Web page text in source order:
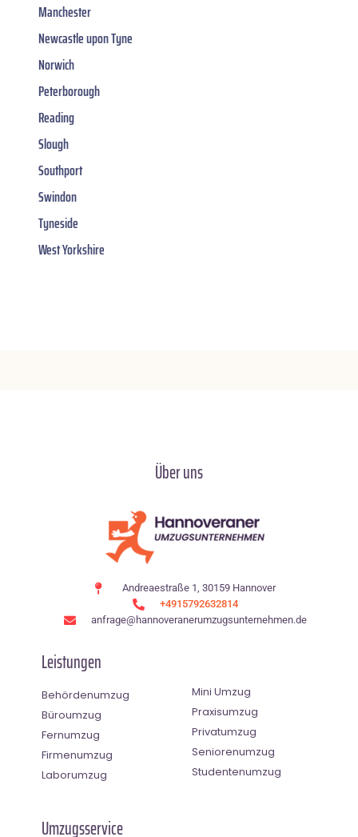
Manchester
Newcastle upon Tyne
Norwich
Peterborough
Reading
Slough
Southport
Swindon
Tyneside
West Yorkshire
Über uns
Andreaestraße 1, 30159 Hannover
+4915792632814
anfrage@hannoveranerumzugsunternehmen.de
Leistungen
Behördenumzug
Büroumzug
Fernumzug
Firmenumzug
Laborumzug
Mini Umzug
Praxisumzug
Privatumzug
Seniorenumzug
Studentenumzug
Umzugsservice